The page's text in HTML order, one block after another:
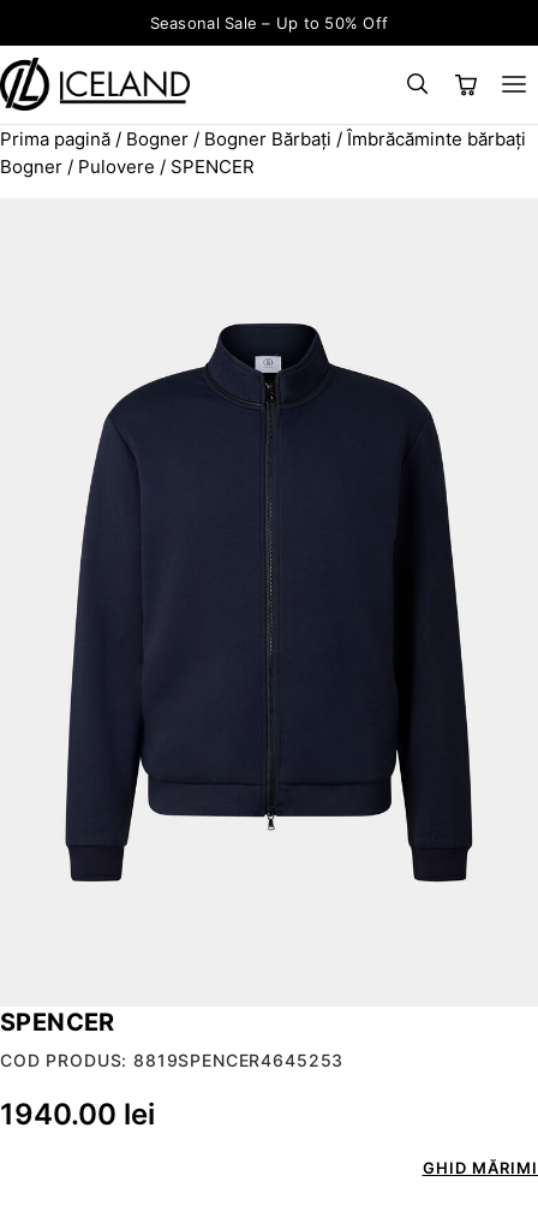
Seasonal Sale – Up to 50% Off
Search for:
CAUTĂ ×
Prima pagină / Bogner / Bogner Bărbați / Îmbrăcăminte bărbați
Bogner / Pulovere / SPENCER
SPENCER
COD PRODUS: 8819SPENCER4645253
1940.00 lei
GHID MĂRIMI